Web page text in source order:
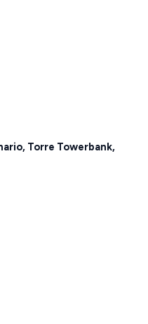
Torre Towerbank,